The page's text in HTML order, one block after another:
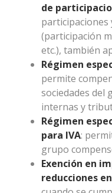
de
participaciones
(participación
etc.), también
Régimen
permite
sociedades del
internas y
Régimen
para IVA:
grupo
Exención en
reducciones